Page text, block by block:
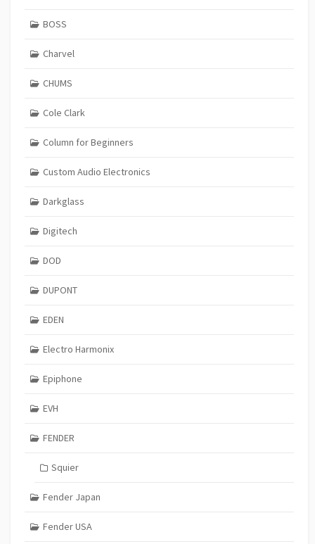
BOSS
Charvel
CHUMS
Cole Clark
Column for Beginners
Custom Audio Electronics
Darkglass
Digitech
DOD
DUPONT
EDEN
Electro Harmonix
Epiphone
EVH
FENDER
Squier
Fender Japan
Fender USA